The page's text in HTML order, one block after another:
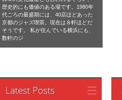
歴史的にも価値のある場です。1980年
代ごろの最盛期には、40店ほどあった
京都のジャズ喫茶。現在は８軒ほどだ
そうです。 私が住んでいる横浜にも、
数軒のジ
Latest Posts